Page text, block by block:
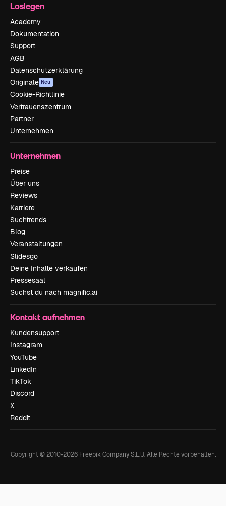
Loslegen
Academy
Dokumentation
Support
AGB
Datenschutzerklärung
Originale Neu
Cookie-Richtlinie
Vertrauenszentrum
Partner
Unternehmen
Unternehmen
Preise
Über uns
Reviews
Karriere
Suchtrends
Blog
Veranstaltungen
Slidesgo
Deine Inhalte verkaufen
Pressesaal
Suchst du nach magnific.ai
Kontakt aufnehmen
Kundensupport
Instagram
YouTube
LinkedIn
TikTok
Discord
X
Reddit
Copyright © 2010-2026Freepik Company S.L.U. Alle Rechte vorbehalten.